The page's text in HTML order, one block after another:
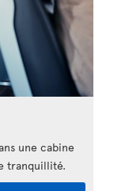
une cabine
tranquillité.